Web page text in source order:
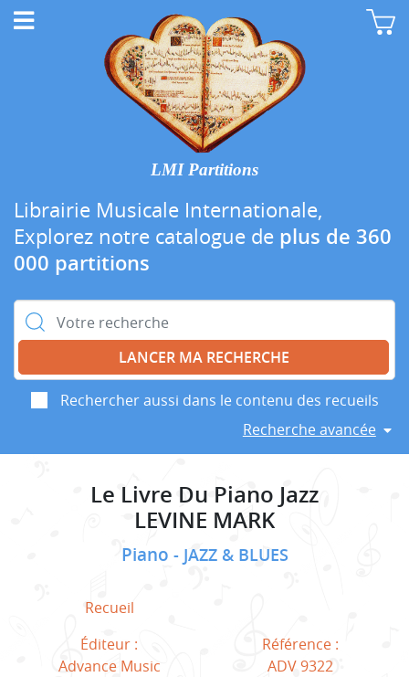
LMI Partitions
Librairie Musicale Internationale,
Explorez notre catalogue de plus de 360
000 partitions
Rechercher :
Rechercher aussi dans le contenu des recueils
Recherche avancée
Le Livre Du Piano Jazz
LEVINE MARK
Piano JAZZ & BLUES
Recueil
Éditeur :
Advance Music
Référence :
ADV 9322